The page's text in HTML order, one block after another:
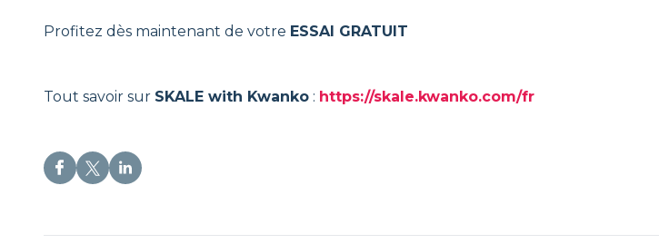
Profitez dès maintenant de votre ESSAI GRATUIT
Tout savoir sur SKALE with Kwanko : https://skale.kwanko.com/fr